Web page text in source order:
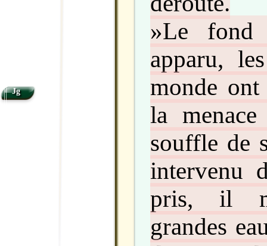
»Le
apparu,
monde ont
la
souffle de
intervenu
pris, il
grandes
Jg